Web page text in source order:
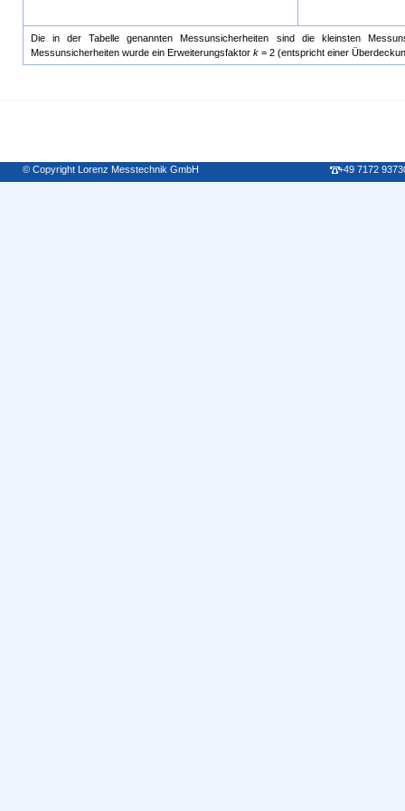
Die in der Tabelle genannten Messunsicherheiten sind die kleinsten
Messunsicherheiten wurde ein Erweiterungsfaktor k= 2 (entspricht einer
© Copyright Lorenz Messtechnik GmbH +49 7172